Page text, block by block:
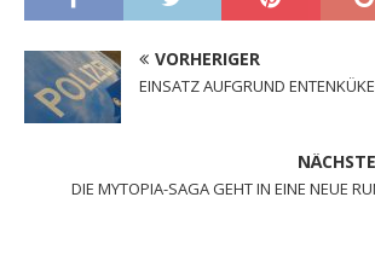
VORHERIGER
EINSATZ AUFGRUND
DIE MYTOPIA-SAGA GEHT IN EINE NEUE